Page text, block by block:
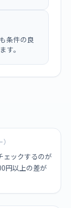
条件の良
す。
ェックするのが
円以上の差が